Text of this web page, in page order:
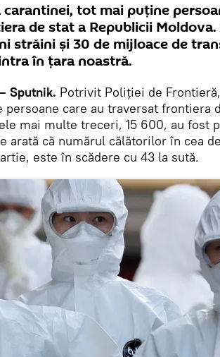
carantinei, tot mai puține
de stat a Republicii
străini și 30 de mijloace de
în țara noastră.
Sputnik. Potrivit Poliției de
care au traversat frontiera
mai multe treceri, 15 600, au fost
arată că numărul călătorilor în cea
este în scădere cu 43 la sută.